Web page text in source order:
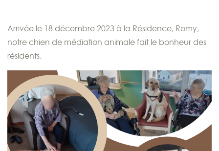
Arrivée le 18 décembre 2023 à la Résidence, Romy,
notre chien de médiation animale fait le bonheur des
résidents.